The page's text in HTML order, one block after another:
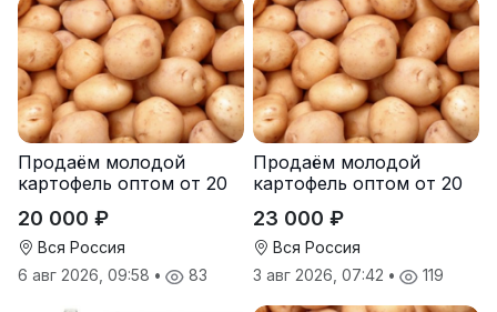
Продаём молодой
картофель оптом от 20
20 000 ₽
Вся Россия
6 авг 2026, 09:58 • 83
Продаём молодой
картофель оптом от 20
23 000 ₽
Вся Россия
3 авг 2026, 07:42 • 119